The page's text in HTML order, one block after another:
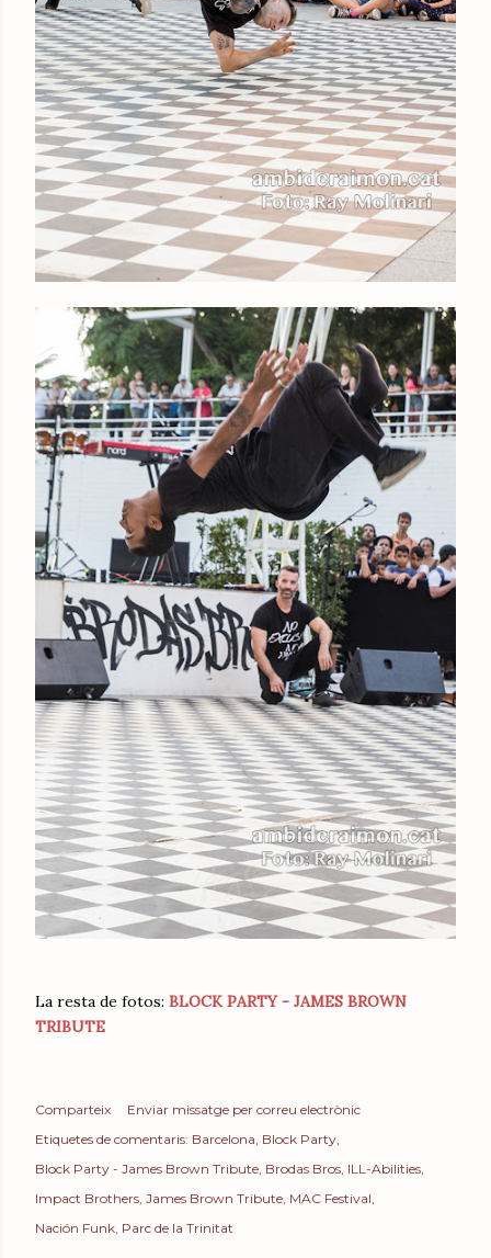
La resta de fotos: BLOCK PARTY - JAMES BROWN
TRIBUTE
Comparteix
Enviar missatge per correu electrònic
Etiquetes de comentaris: Barcelona Block Party
Block Party - James Brown Tribute Brodas Bros ILL-Abilities
Impact Brothers James Brown Tribute MAC Festival
Nación Funk Parc de la Trinitat